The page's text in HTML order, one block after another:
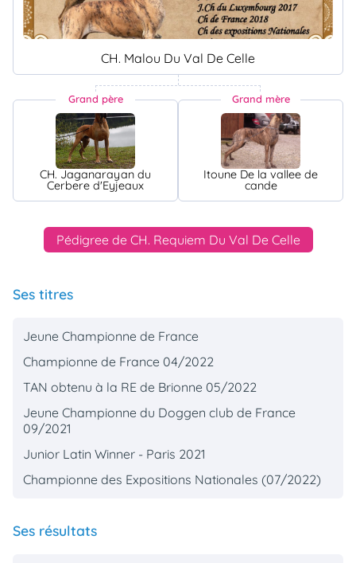
CH. Malou Du Val De Celle
Grand père
CH. Jaganarayan du
Cerbere d'Eyjeaux
Grand mère
Itoune De la vallee de
cande
Pédigree de CH. Requiem Du Val De Celle
Ses titres
Jeune Championne de France
Championne de France 04/2022
TAN obtenu à la RE de Brionne 05/2022
Jeune Championne du Doggen club de France
09/2021
Junior Latin Winner - Paris 2021
Championne des Expositions Nationales (07/2022)
Ses résultats